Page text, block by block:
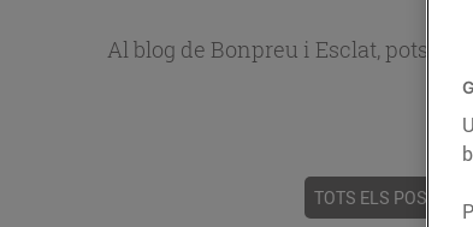
Al blog de Bonpreu i Esclat, pots
TOTS ELS POSTS